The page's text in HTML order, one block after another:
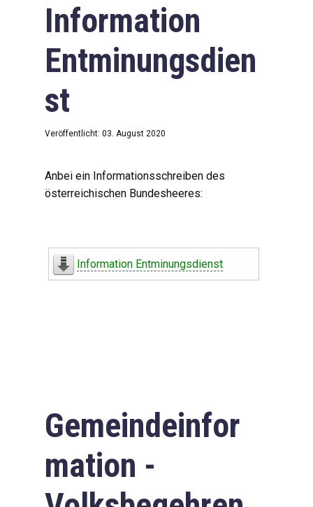
Information
Entminungsdien
st
Veröffentlicht: 03. August 2020
Anbei ein Informationsschreiben des
österreichischen Bundesheeres:
Information Entminungsdienst
Gemeindeinfor
mation -